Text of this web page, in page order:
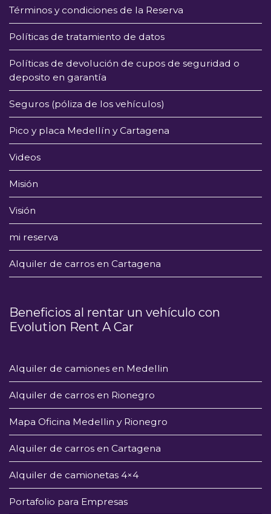
Términos y condiciones de la Reserva
Políticas de tratamiento de datos
Políticas de devolución de cupos de seguridad o
deposito en garantía
Seguros (póliza de los vehículos)
Pico y placa Medellín y Cartagena
Videos
Misión
Visión
mi reserva
Alquiler de carros en Cartagena
Beneficios al rentar un vehículo con
Evolution Rent A Car
Alquiler de camiones en Medellin
Alquiler de carros en Rionegro
Mapa Oficina Medellin y Rionegro
Alquiler de carros en Cartagena
Alquiler de camionetas 4×4
Portafolio para Empresas